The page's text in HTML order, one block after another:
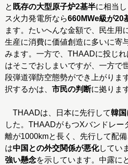
と 既存の大型原子炉2基半に相当
ス火力発電所なら660MWe級が20
ます。たいへんな金額で、民生用
生産に消費に価値創造に多いに寄
みます。一方で、THAADに投じ
はそこでおしまいですが、一方で
段弾道弾防空態勢ができ上がりま
択するかは、 市民の判断に拠りま
THAADは、日本に先行して韓
した。THAADがもつXバンドレー
離が1000kmと長く、先行して配
は中国との外交関係が悪化してい
強い懸念を示しています。中露に